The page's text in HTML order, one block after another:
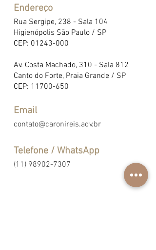
Endereço
Rua Sergipe, 238 - Sala 104
Higienópolis São Paulo / SP
CEP: 01243-000
Av. Costa Machado, 310 - Sala 812
Canto do Forte, Praia Grande / SP
CEP: 11700-650
Email
contato@caronireis.adv.br
Telefone / WhatsApp
(11) 98902-7307